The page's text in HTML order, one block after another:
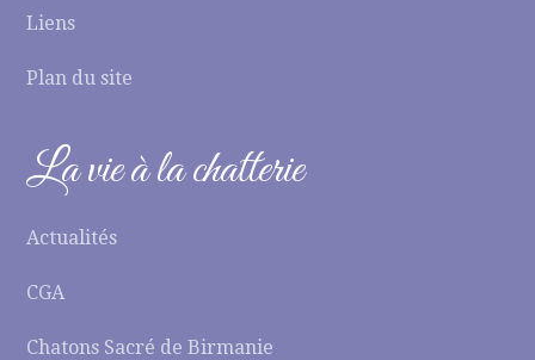
Liens
Plan du site
La vie à la chatterie
Actualités
CGA
Chatons Sacré de Birmanie